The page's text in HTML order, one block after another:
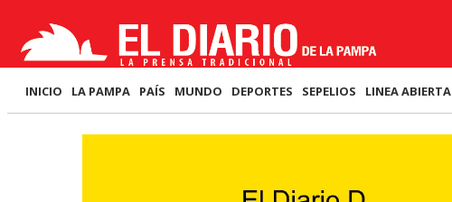
INICIO LA PAMPA PAÍS MUNDO DEPORTES SEPELIOS LINEA ABIERTA